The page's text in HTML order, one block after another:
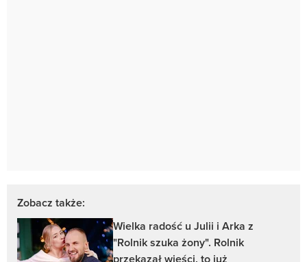
Zobacz także:
Wielka radość u Julii i Arka z
"Rolnik szuka żony". Rolnik